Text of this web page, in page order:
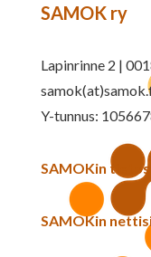
SAMOK ry
Lapinrinne 2 |
Y-tunnus:
SAMOKin
SAMOKin